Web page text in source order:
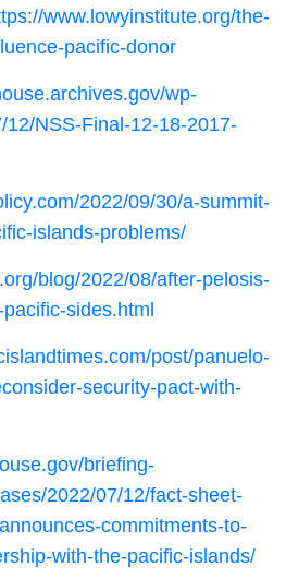
www.lowyinstitute.org/the-
pacific-donor
wp-
NSS-Final-12-18-2017-
2022/09/30/a-summit-
islands-problems/
blog/2022/08/after-pelosis-
sides.html
post/panuelo-
security-pact-with-
briefing-
2022/07/12/fact-sheet-
commitments-to-
with-the-pacific-islands/